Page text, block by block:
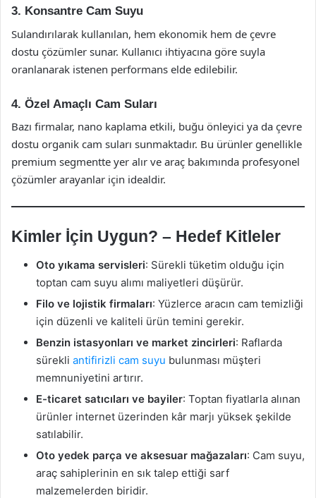
3. Konsantre Cam Suyu
Sulandırılarak kullanılan, hem ekonomik hem de çevre
dostu çözümler sunar. Kullanıcı ihtiyacına göre suyla
oranlanarak istenen performans elde edilebilir.
4. Özel Amaçlı Cam Suları
Bazı firmalar, nano kaplama etkili, buğu önleyici ya da çevre
dostu organik cam suları sunmaktadır. Bu ürünler genellikle
premium segmentte yer alır ve araç bakımında profesyonel
çözümler arayanlar için idealdir.
Kimler İçin Uygun? – Hedef Kitleler
Oto yıkama servisleri: Sürekli tüketim olduğu için
toptan cam suyu alımı maliyetleri düşürür.
Filo ve lojistik firmaları: Yüzlerce aracın cam temizliği
için düzenli ve kaliteli ürün temini gerekir.
Benzin istasyonları ve market zincirleri: Raflarda
sürekli antifirizli cam suyu bulunması müşteri
memnuniyetini artırır.
E-ticaret satıcıları ve bayiler: Toptan fiyatlarla alınan
ürünler internet üzerinden kâr marjı yüksek şekilde
satılabilir.
Oto yedek parça ve aksesuar mağazaları: Cam suyu,
araç sahiplerinin en sık talep ettiği sarf
malzemelerden biridir.